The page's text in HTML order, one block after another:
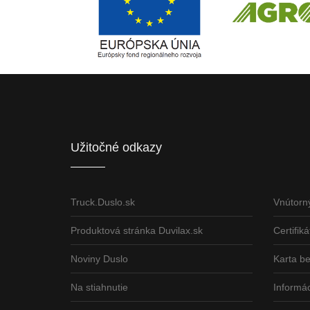
Užitočné odkazy
Truck.Duslo.sk
Produktová stránka Duvilax.sk
Noviny Duslo
Na stiahnutie
Karta